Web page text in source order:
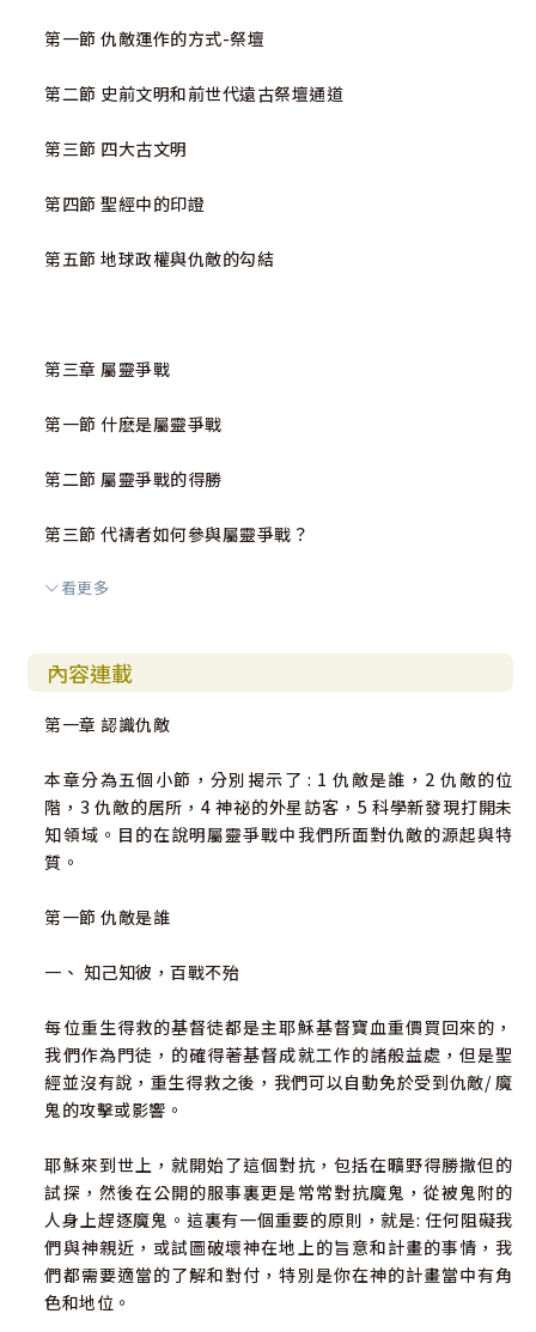
第一節 仇敵運作的方式-祭壇‬‬‬‬‬‬‬‬‬‬‬‬‬‬‬‬‬‬‬‬‬‬‬‬‬‬‬‬‬‬‬‬‬‬‬‬‬‬‬‬‬‬‬‬‬‬‬‬‬‬‬‬‬‬‬‬‬‬‬‬‬‬‬‬‬‬‬‬‬‬‬‬‬‬‬‬‬‬‬‬‬‬‬‬‬‬‬‬‬‬‬‬‬‬‬‬‬‬‬‬
第二節 史前文明和前世代遠古祭壇通道
第三節 四大古文明 ‬‬‬‬‬‬‬‬‬‬‬‬‬‬‬‬‬‬‬
第四節 聖經中的印證
第五節 地球政權與仇敵的勾結‬‬‬‬‬‬‬‬
第三章 屬靈爭戰
第一節 什麽是屬靈爭戰
第二節 屬靈爭戰的得勝
第三節 代禱者如何參與屬靈爭戰？
第四節 今世代的屬靈爭戰—鐵杖轄管列國
第四章 天與地的距離近了
第二節 神國的治理---神聖議會
第三節 末世的徵兆和教會的預備
第四節 教會的隱藏
第五節 千禧年王國
附錄一：來自金牛座的昴宿星團
附錄三：神分派地業給七十個宗族
附錄四：古文明的源頭 ——蘇美爾文明
附錄五：常見的十個謊言，檢視被迷惑的程度
看更多
內容連載
第一章 認識仇敵
本章分為五個小節，分別揭示了 : 1 仇敵是誰，2 仇敵的位
階，3 仇敵的居所，4 神祕的外星訪客，5 科學新發現打開未
知領域。目的在說明屬靈爭戰中我們所面對仇敵的源起與特
質。
第一節 仇敵是誰
一、 知己知彼，百戰不殆
每位重生得救的基督徒都是主耶穌基督寶血重價買回來的，
我們作為門徒，的確得著基督成就工作的諸般益處，但是聖
經並沒有說，重生得救之後，我們可以自動免於受到仇敵/ 魔
鬼的攻擊或影響。
耶穌來到世上，就開始了這個對抗，包括在曠野得勝撒但的
試探，然後在公開的服事裏更是常常對抗魔鬼，從被鬼附的
人身上趕逐魔鬼。這裏有一個重要的原則，就是: 任何阻礙我
們與神親近，或試圖破壞神在地上的旨意和計畫的事情，我
們都需要適當的了解和對付，特別是你在神的計畫當中有角
色和地位。